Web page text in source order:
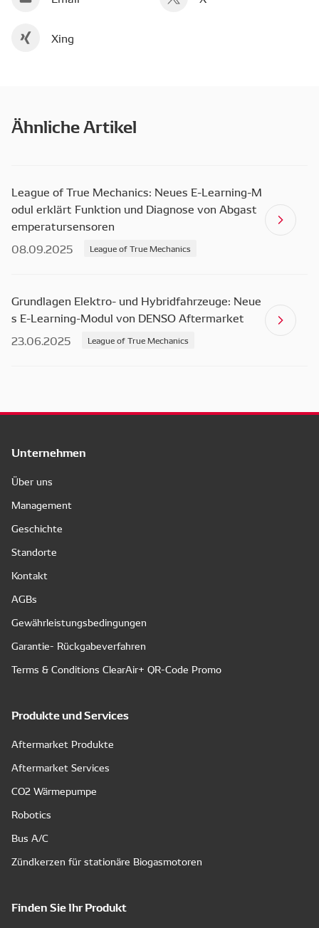
Xing
Ähnliche Artikel
League of True Mechanics: Neues E-Learning-M
odul erklärt Funktion und Diagnose von Abgast
emperatursensoren
08.09.2025
League of True Mechanics
Grundlagen Elektro- und Hybridfahrzeuge: Neue
s E-Learning-Modul von DENSO Aftermarket
23.06.2025
League of True Mechanics
Unternehmen
Über uns
Management
Geschichte
Standorte
Kontakt
AGBs
Gewährleistungsbedingungen
Garantie- Rückgabeverfahren
Terms & Conditions ClearAir+ QR-Code Promo
Produkte und Services
Aftermarket Produkte
Aftermarket Services
CO2 Wärmepumpe
Robotics
Bus A/C
Zündkerzen für stationäre Biogasmotoren
Finden Sie Ihr Produkt